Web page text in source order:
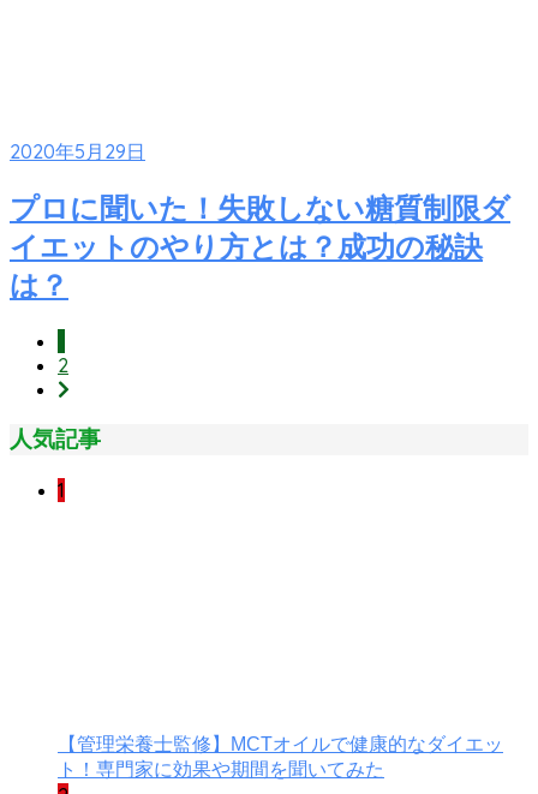
2020年5月29日
プロに聞いた！失敗しない糖質制限ダ
イエットのやり方とは？成功の秘訣
は？
2
人気記事
1
【管理栄養士監修】MCTオイルで健康的なダイエッ
ト！専門家に効果や期間を聞いてみた